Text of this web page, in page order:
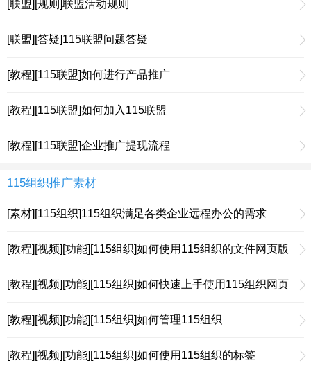
[联盟][规则]联盟活动规则
[联盟][答疑]115联盟问题答疑
[教程][115联盟]如何进行产品推广
[教程][115联盟]如何加入115联盟
[教程][115联盟]企业推广提现流程
115组织推广素材
[素材][115组织]115组织满足各类企业远程办公的需求
[教程][视频][功能][115组织]如何使用115组织的文件网页版
[教程][视频][功能][115组织]如何快速上手使用115组织网页
[教程][视频][功能][115组织]如何管理115组织
[教程][视频][功能][115组织]如何使用115组织的标签